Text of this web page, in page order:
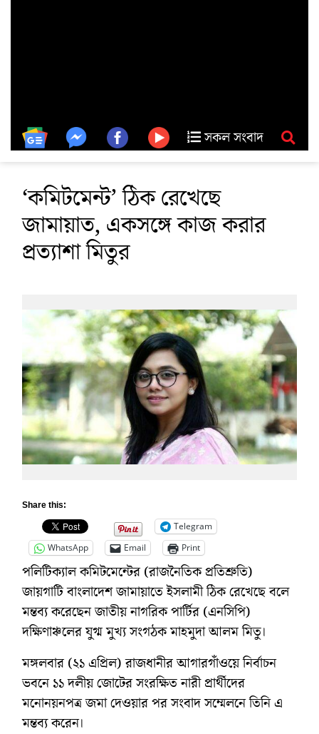
সকল সংবাদ
‘কমিটমেন্ট’ ঠিক রেখেছে
জামায়াত, একসঙ্গে কাজ করার
প্রত্যাশা মিতুর
Share this:
Telegram
WhatsApp
Email Print
পলিটিক্যাল কমিটমেন্টের (রাজনৈতিক প্রতিশ্রুতি)
জায়গাটি বাংলাদেশ জামায়াতে ইসলামী ঠিক রেখেছে বলে
মন্তব্য করেছেন জাতীয় নাগরিক পার্টির (এনসিপি)
দক্ষিণাঞ্চলের যুগ্ম মুখ্য সংগঠক মাহমুদা আলম মিতু।
মঙ্গলবার (২১ এপ্রিল) রাজধানীর আগারগাঁওয়ে নির্বাচন
ভবনে ১১ দলীয় জোটের সংরক্ষিত নারী প্রার্থীদের
মনোনয়নপত্র জমা দেওয়ার পর সংবাদ সম্মেলনে তিনি এ
মন্তব্য করেন।